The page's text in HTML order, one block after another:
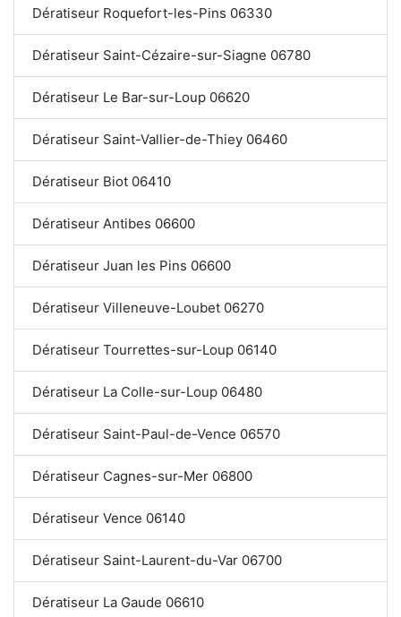
Dératiseur Roquefort-les-Pins 06330
Dératiseur Saint-Cézaire-sur-Siagne 06780
Dératiseur Le Bar-sur-Loup 06620
Dératiseur Saint-Vallier-de-Thiey 06460
Dératiseur Biot 06410
Dératiseur Antibes 06600
Dératiseur Juan les Pins 06600
Dératiseur Villeneuve-Loubet 06270
Dératiseur Tourrettes-sur-Loup 06140
Dératiseur La Colle-sur-Loup 06480
Dératiseur Saint-Paul-de-Vence 06570
Dératiseur Cagnes-sur-Mer 06800
Dératiseur Vence 06140
Dératiseur Saint-Laurent-du-Var 06700
Dératiseur La Gaude 06610